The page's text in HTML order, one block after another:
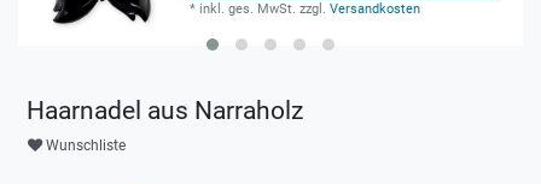
* inkl. ges. MwSt. zzgl.Versandkosten
Haarnadel aus Narraholz
Wunschliste